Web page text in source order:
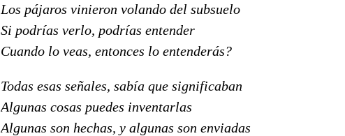
Los pájaros vinieron volando del subsuelo
Si podrías verlo, podrías entender
Cuando lo veas, entonces lo entenderás?
Todas esas señales, sabía que significaban
Algunas cosas puedes inventarlas
Algunas son hechas, y algunas son enviadas